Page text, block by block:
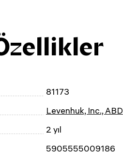
81173
Levenhuk, Inc., ABD
2 yıl
5905555009186